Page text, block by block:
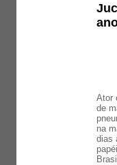
Ator
de
na
dias
Brasil.